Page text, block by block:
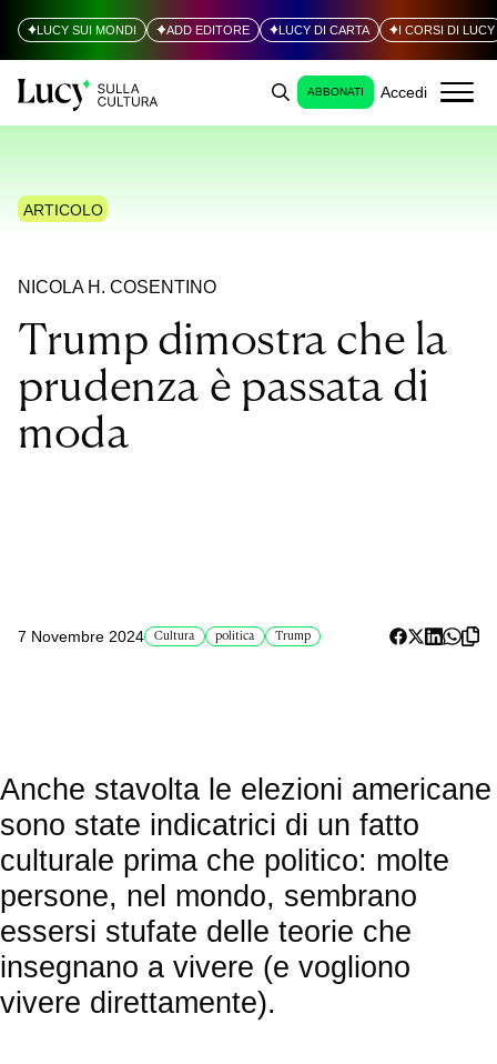
LUCY SUI MONDI ADD EDITORE LUCY DI CARTA I CORSI DI LUCY
ABBONATI Accedi
ARTICOLO
NICOLA H. COSENTINO
Trump dimostra che la
prudenza è passata di
moda
7 Novembre 2024 Cultura politica Trump
Anche stavolta le elezioni americane
sono state indicatrici di un fatto
culturale prima che politico: molte
persone, nel mondo, sembrano
essersi stufate delle teorie che
insegnano a vivere (e vogliono
vivere direttamente).